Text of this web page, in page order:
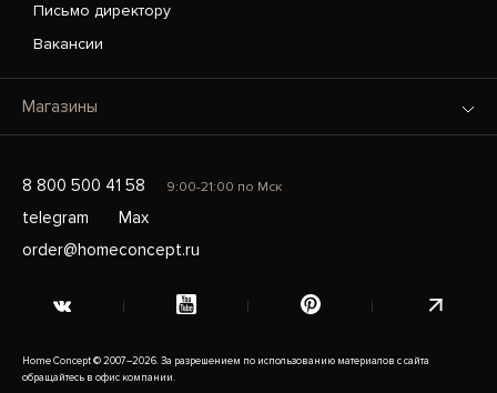
Письмо директору
Вакансии
Магазины
8 800 500 41 58 9:00-21:00 по Мск
telegram
Max
order@homeconcept.ru
Home Concept © 2007–2026. За разрешением по использованию материалов с сайта
обращайтесь в офис компании.